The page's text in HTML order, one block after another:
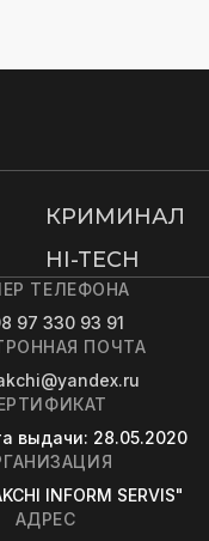
КРИМИНАЛ
HI-TECH
ТЕЛЕФОНА
97 330 93 91
ПОЧТА
выдачи: 28.05.2020
INFORM SERVIS"
АДРЕС